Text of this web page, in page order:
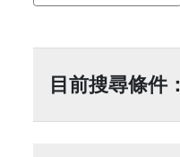
目前搜尋條件：